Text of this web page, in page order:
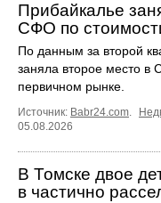
Прибайкалье
СФО по
По данным за второй
заняла второе место в
первичном рынке.
Источник: Babr24.com.
05.08.2026
В Томске двое
в частично